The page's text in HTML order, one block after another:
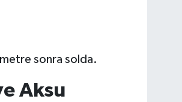
sonra solda.
Aksu